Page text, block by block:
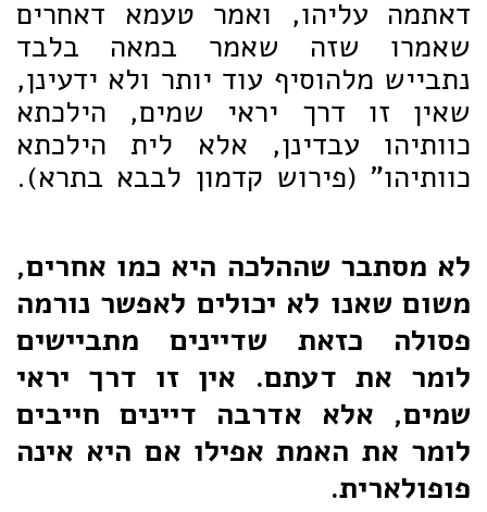
דאתמה עליהו, ואמר טעמא דאחרים
שאמרו שזה שאמר במאה בלבד
נתבייש מלהוסיף עוד יותר ולא ידעינן,
שאין זו דרך יראי שמים, הילכתא
כוותיהו עבדינן, אלא לית הילכתא
כוותיהו" (פירוש קדמון לבבא בתרא).
לא מסתבר שההלכה היא כמו אחרים,
משום שאנו לא יכולים לאפשר נורמה
פסולה כזאת שדיינים מתביישים
לומר את דעתם. אין זו דרך יראי
שמים, אלא אדרבה דיינים חייבים
לומר את האמת אפילו אם היא אינה
פופולארית.